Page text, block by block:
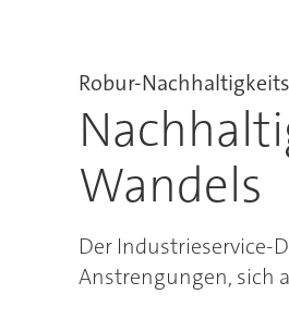
Robur-
Wandels
Der Industrieservice-
Anstrengungen, sich